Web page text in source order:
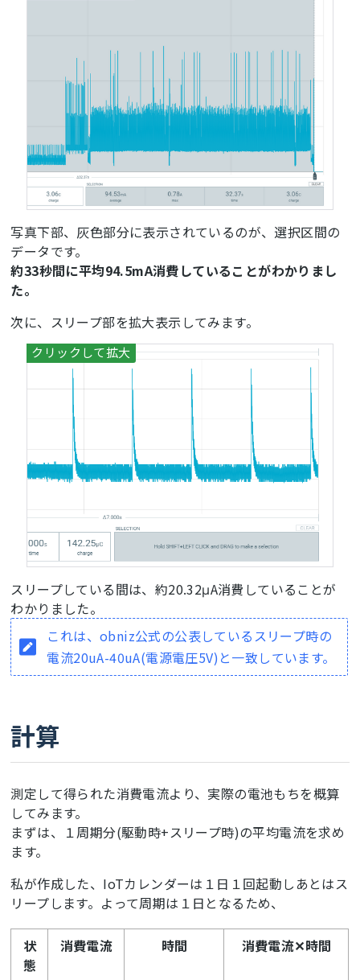
写真下部、灰色部分に表示されているのが、選択区間の
データです。
約33秒間に平均94.5mA消費していることがわかりまし
た。
次に、スリープ部を拡大表示してみます。
スリープしている間は、約20.32μA消費していることが
わかりました。
これは、obniz公式の公表しているスリープ時の
電流20uA-40uA(電源電圧5V)と一致しています。
計算
測定して得られた消費電流より、実際の電池もちを概算
してみます。
まずは、１周期分(駆動時+スリープ時)の平均電流を求め
ます。
私が作成した、IoTカレンダーは１日１回起動しあとはス
リープします。よって周期は１日となるため、
状
態
消費電流 時間 消費電流✕時間